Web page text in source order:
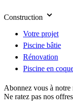
Construction
Votre projet
Piscine bâtie
Rénovation
Piscine en
Abonnez vous à notre
Ne ratez pas nos